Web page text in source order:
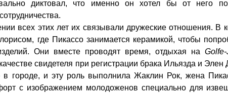
диктовал, что именно он хотел бы от него
всех этих лет их связывали дружеские отношения. В
где Пикассо занимается керамикой, чтобы
Они вместе проводят время, отдыхая на
свидетеля при регистрации брака Ильязда и
городе, и эту роль выполнила Жаклин Рок, жена
с изображением молодоженов специально для